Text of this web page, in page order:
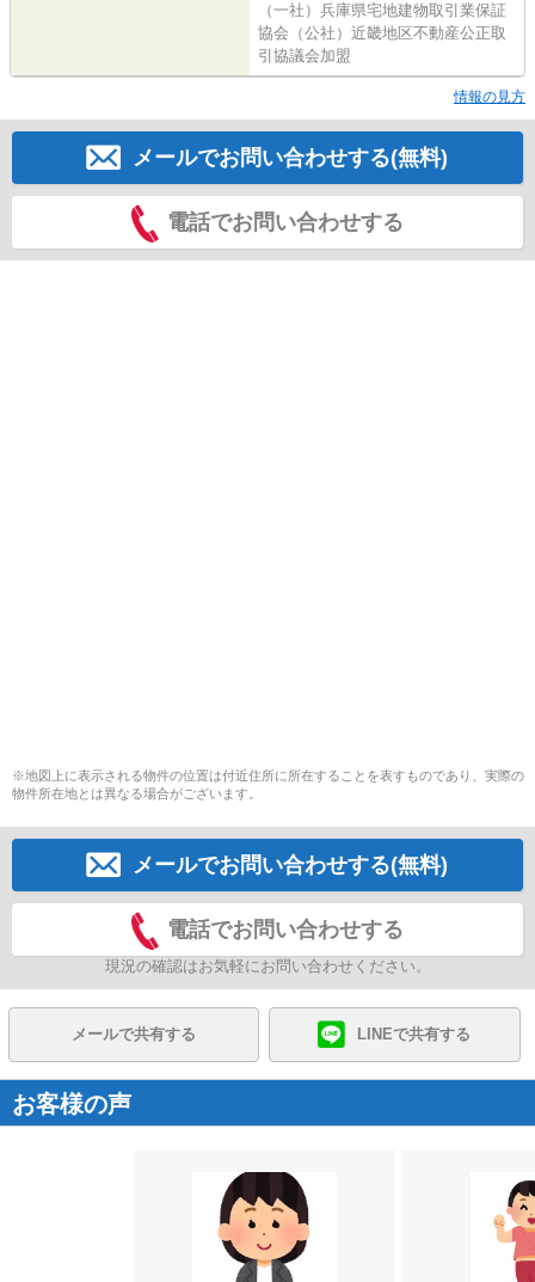
（一社）兵庫県宅地建物取引業保証
協会（公社）近畿地区不動産公正取
引協議会加盟
情報の見方
メールでお問い合わせする(無料)
電話でお問い合わせする
※地図上に表示される物件の位置は付近住所に所在することを表すものであり、実際の
物件所在地とは異なる場合がございます。
メールでお問い合わせする(無料)
電話でお問い合わせする
現況の確認はお気軽にお問い合わせください。
メールで共有する LINEで共有する
お客様の声